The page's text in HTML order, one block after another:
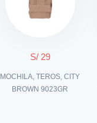
S/ 29
MOCHILA, TEROS, CITY
BROWN 9023GR